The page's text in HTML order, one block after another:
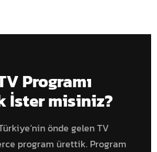
Programı
İster misiniz?
önde gelen TV
program ürettik. Program